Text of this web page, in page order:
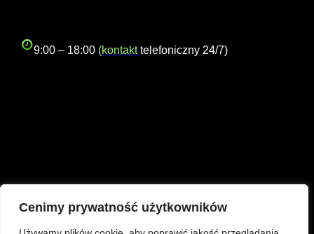
Cenimy prywatność użytkowników
9:00 – 18:00 (kontakttelefoniczny 24/7)